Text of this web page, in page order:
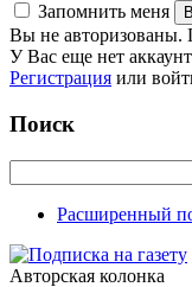
Запомнить меня
Вы не авторизованы.
У Вас еще нет
Регистрация или
Поиск
Расширенный
Авторская колонка